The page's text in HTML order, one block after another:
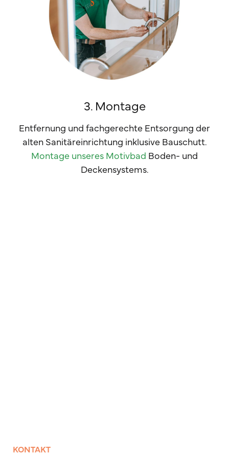
3. Montage
Entfernung und fachgerechte Entsorgung der
alten Sanitäreinrichtung inklusive Bauschutt.
Montage unseres Motivbad Boden- und
Deckensystems.
KONTAKT